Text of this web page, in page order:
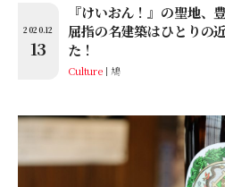
2020.12
13
『けいおん！』の聖地、
屈指の名建築はひとりの
た！
Culture 鳩